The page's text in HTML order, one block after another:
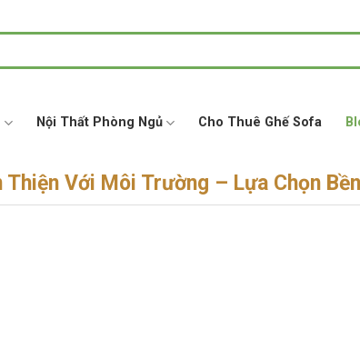
Nội Thất Phòng Ngủ Cho Thuê Ghế Sofa
Với Môi Trường – Lựa Chọn